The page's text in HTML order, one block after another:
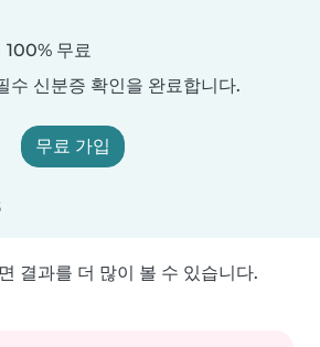
100% 무료
수 신분증 확인을 완료합니다.
무료 가입
결과를 더 많이 볼 수 있습니다.